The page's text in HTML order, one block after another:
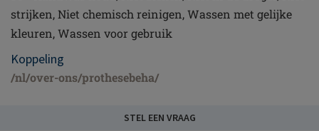
strijken, Niet chemisch reinigen, Wassen met gelijke
kleuren, Wassen voor gebruik
Koppeling
/nl/over-ons/prothesebeha/
STEL EEN VRAAG